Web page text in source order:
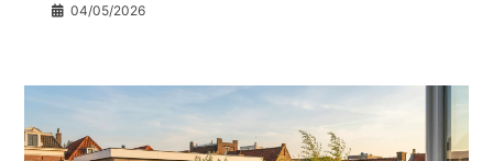
04/05/2026